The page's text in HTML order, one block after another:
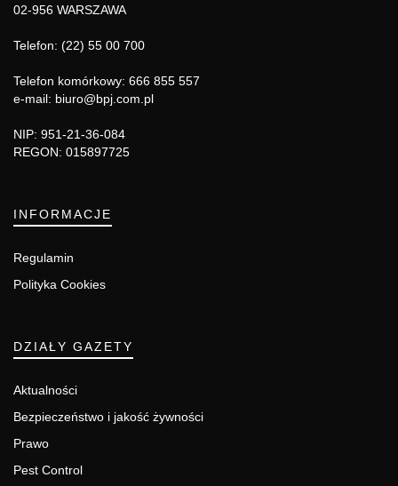
02-956 WARSZAWA
Telefon: (22) 55 00 700
Telefon komórkowy: 666 855 557
e-mail: biuro@bpj.com.pl
NIP: 951-21-36-084
REGON: 015897725
INFORMACJE
Regulamin
Polityka Cookies
DZIAŁY GAZETY
Aktualności
Bezpieczeństwo i jakość żywności
Prawo
Pest Control